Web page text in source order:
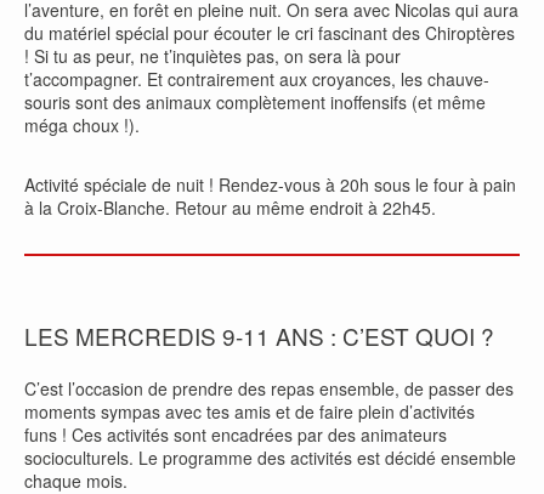
l’aventure, en forêt en pleine nuit. On sera avec Nicolas qui aura
du matériel spécial pour écouter le cri fascinant des Chiroptères
! Si tu as peur, ne t’inquiètes pas, on sera là pour
t’accompagner. Et contrairement aux croyances, les chauve-
souris sont des animaux complètement inoffensifs (et même
méga choux !).
Activité spéciale de nuit ! Rendez-vous à 20h sous le four à pain
à la Croix-Blanche. Retour au même endroit à 22h45.
LES MERCREDIS 9-11 ANS : C’EST QUOI ?
C’est l’occasion de prendre des repas ensemble, de passer des
moments sympas avec tes amis et de faire plein d’activités
funs ! Ces activités sont encadrées par des animateurs
socioculturels. Le programme des activités est décidé ensemble
chaque mois.